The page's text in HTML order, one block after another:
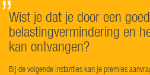
Wist je dat je door een
belastingvermindering en
kan ontvangen?
Bij de volgende instanties kan je premies